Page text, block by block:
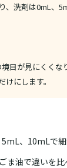
、洗剤は0mL、
目が見にくくな
にします。
、10mLで細
ま油で違いを比